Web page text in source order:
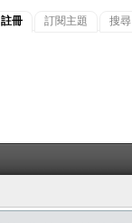
註冊 訂閱主題 搜尋